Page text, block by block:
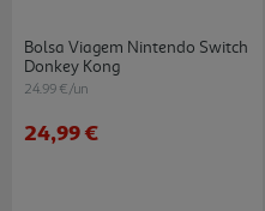
Bolsa Viagem Nintendo Switch
Donkey Kong
24.99 €/un
24,99 €